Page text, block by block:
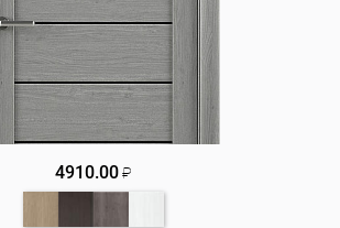
4910.00 ₽